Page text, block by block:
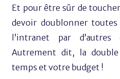
Et pour être sûr de
devoir doublonner
l’intranet par d’autres
Autrement dit, la
temps et votre budget !